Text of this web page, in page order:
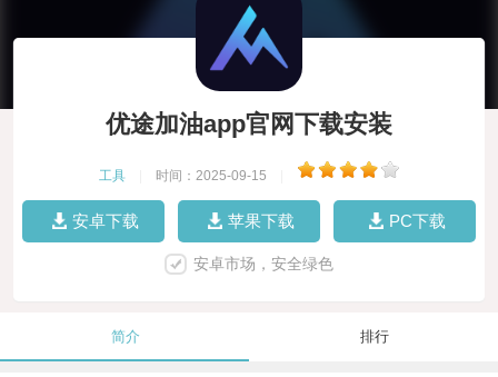
优途加油app官网下载安装
工具 时间：2025-09-15
安卓下载 苹果下载 PC下载
安卓市场，安全绿色
简介 排行